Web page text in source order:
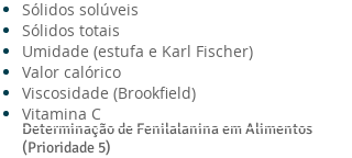
Sólidos solúveis
Sólidos totais
Umidade (estufa e Karl Fischer)
Valor calórico
Viscosidade (Brookfield)
Vitamina C
Determinação de Fenilalanina em Alimentos
(Prioridade 5)